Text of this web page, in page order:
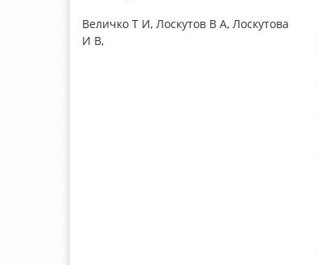
Величко Т И, Лоскутов В А, Лоскутова
И В,